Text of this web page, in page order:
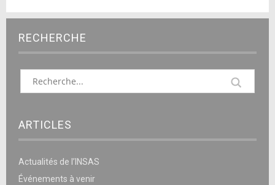
RECHERCHE
ARTICLES
Actualités de l’INSAS
Événements à venir